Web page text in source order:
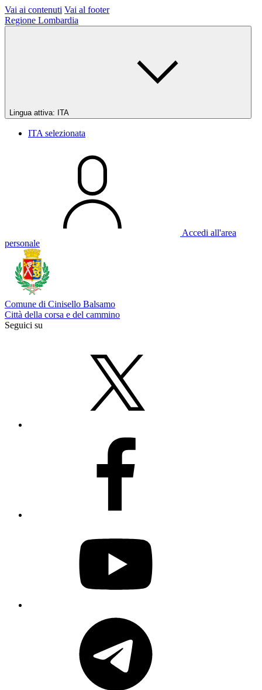
Vai ai contenuti Vai al footer
Regione Lombardia
Lingua attiva: ITA
ITA selezionata
Accedi all'area
personale
Comune di Cinisello Balsamo
Città della corsa e del cammino
Seguici su